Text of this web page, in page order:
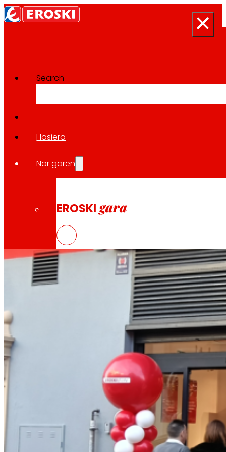
Search
Hasiera
Nor garen
EROSKI gara
Horrelakoak gara
Gure DNA guztia: bidaia bat EROSKIren
Kooperatiba
Pertsonengatik eta pertsonentzat gara.
Fundazioa
Prentsa-aretoa
Berri guztietara itzuli
2026/01/29
EROSKIk frankizia bidezko